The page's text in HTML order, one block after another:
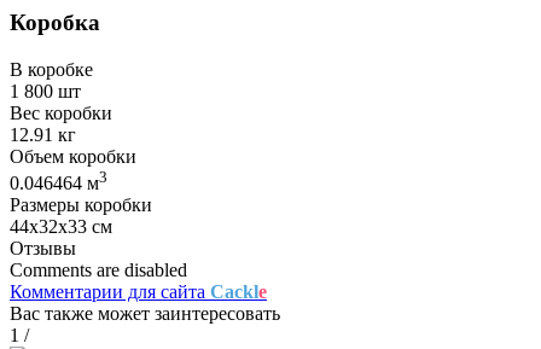
Коробка
В коробке
1 800 шт
Вес коробки
12.91 кг
Объем коробки
0.046464 м3
Размеры коробки
44х32х33 см
Отзывы
Comments are disabled
Комментарии для сайта Cackle
Вас также может заинтересовать
1 /